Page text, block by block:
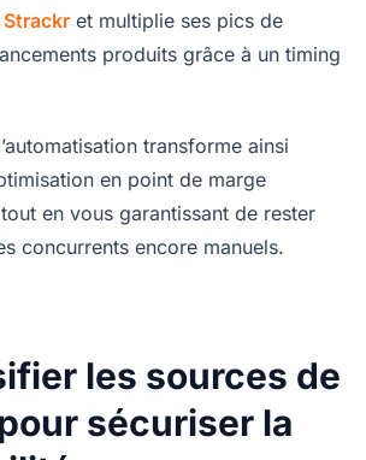
et multiplie ses pics de
produits grâce à un timing
transforme ainsi
en point de marge
en vous garantissant de rester
concurrents encore manuels.
les sources de
sécuriser la